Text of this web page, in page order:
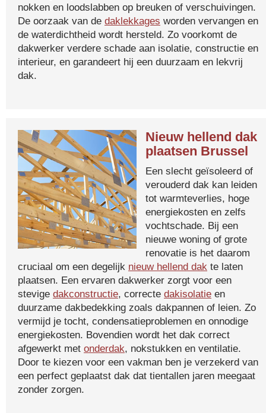
nokken en loodslabben op breuken of verschuivingen.
De oorzaak van de daklekkages worden vervangen en
de waterdichtheid wordt hersteld. Zo voorkomt de
dakwerker verdere schade aan isolatie, constructie en
interieur, en garandeert hij een duurzaam en lekvrij
dak.
Nieuw hellend dak
plaatsen Brussel
Een slecht geïsoleerd of
verouderd dak kan leiden
tot warmteverlies, hoge
energiekosten en zelfs
vochtschade. Bij een
nieuwe woning of grote
renovatie is het daarom
cruciaal om een degelijk nieuw hellend dak te laten
plaatsen. Een ervaren dakwerker zorgt voor een
stevige dakconstructie, correcte dakisolatie en
duurzame dakbedekking zoals dakpannen of leien. Zo
vermijd je tocht, condensatieproblemen en onnodige
energiekosten. Bovendien wordt het dak correct
afgewerkt met onderdak, nokstukken en ventilatie.
Door te kiezen voor een vakman ben je verzekerd van
een perfect geplaatst dak dat tientallen jaren meegaat
zonder zorgen.